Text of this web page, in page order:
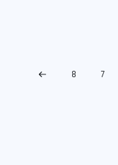
7
8